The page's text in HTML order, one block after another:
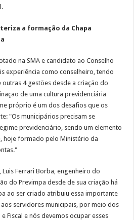
a formação da Chapa
na SMA e candidato ao Conselho
experiência como conselheiro, tendo
4 gestões desde a criação do
de uma cultura previdenciária
próprio é um dos desafios que os
"Os municipários precisam se
previdenciário, sendo um elemento
hoje formado pelo Ministério da
Ferrari Borba, engenheiro do
do Previmpa desde de sua criação há
ao ser criado atribuiu essa importante
servidores municipais, por meio dos
Fiscal e nós devemos ocupar esses